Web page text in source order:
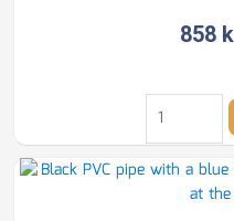
VAND858
Wavin
160
mm
PE100